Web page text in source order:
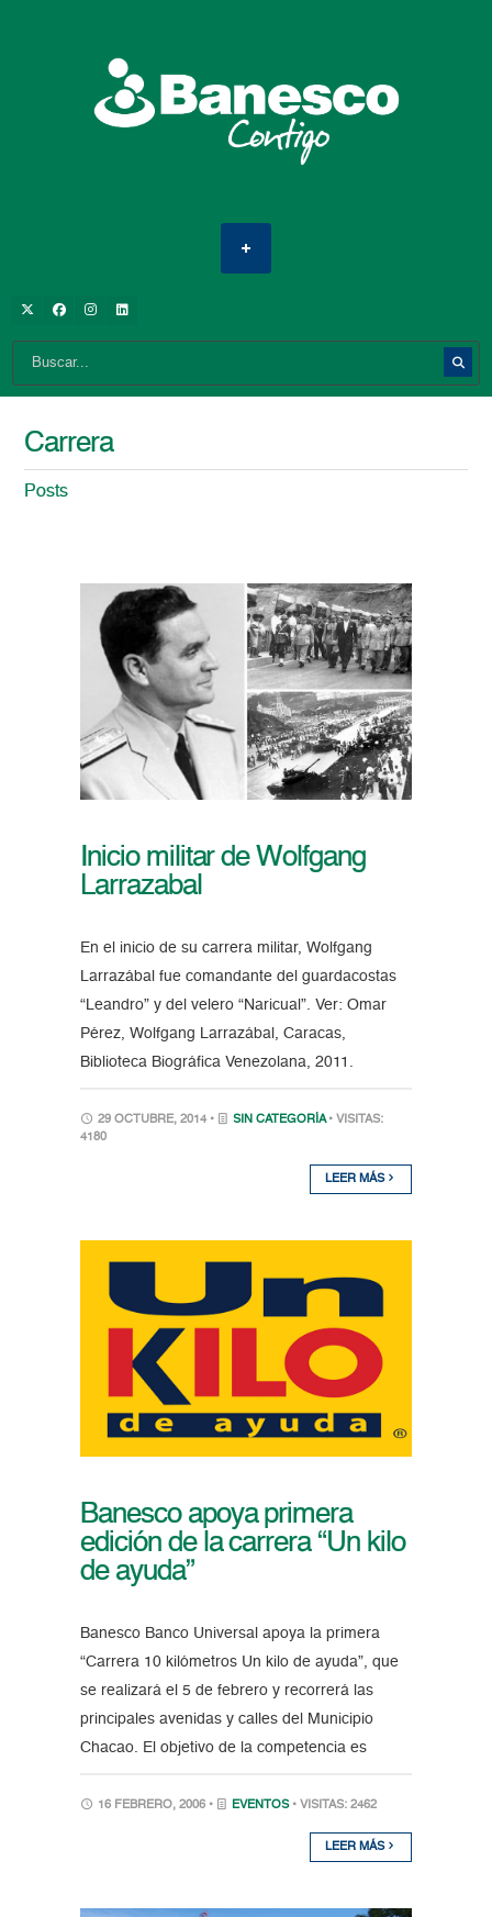
Carrera
Posts
Inicio militar de Wolfgang
Larrazabal
En el inicio de su carrera militar, Wolfgang
Larrazábal fue comandante del guardacostas
“Leandro” y del velero “Naricual”. Ver: Omar
Pérez, Wolfgang Larrazábal, Caracas,
Biblioteca Biográfica Venezolana, 2011.
29 OCTUBRE, 2014 • SIN CATEGORÍA • VISITAS:
4180
LEER MÁS
Banesco apoya primera
edición de la carrera “Un kilo
de ayuda”
Banesco Banco Universal apoya la primera
“Carrera 10 kilómetros Un kilo de ayuda”, que
se realizará el 5 de febrero y recorrerá las
principales avenidas y calles del Municipio
Chacao. El objetivo de la competencia es
16 FEBRERO, 2006 • EVENTOS • VISITAS: 2462
LEER MÁS